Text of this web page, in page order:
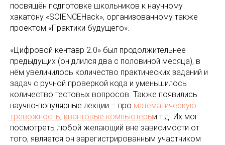
посвящён подготовке школьников к научному
хакатону «SCIENCEHack», организованному также
проектом «Практики будущего».
«Цифровой кентавр 2.0» был продолжительнее
предыдущих (он длился два с половиной месяца), в
нём увеличилось количество практических заданий и
задач с ручной проверкой кода и уменьшилось
количество тестовых вопросов. Также появились
научно-популярные лекции – про математическую
тревожность, квантовые компьютерыи т.д. Их мог
посмотреть любой желающий вне зависимости от
того, является он зарегистрированным участником